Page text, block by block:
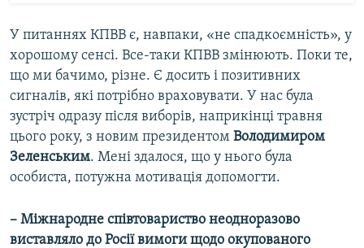
У питаннях КПВВ є, навпаки, «не спадкоємність», у
хорошому сенсі. Все-таки КПВВ змінюють. Поки те,
що ми бачимо, різне. Є досить і позитивних
сигналів, які потрібно враховувати. У нас була
зустріч одразу після виборів, наприкінці травня
цього року, з новим президентом Володимиром
Зеленським. Мені здалося, що у нього була
особиста, потужна мотивація допомогти.
– Міжнародне співтовариство неодноразово
виставляло до Росії вимоги щодо окупованого